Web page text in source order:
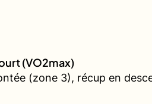
(VO2max)
(zone 3), récup en